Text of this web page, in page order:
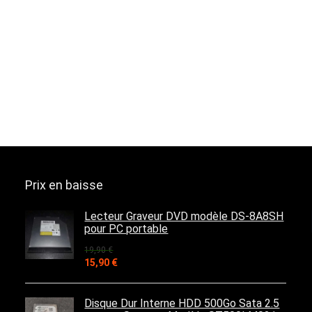
Prix en baisse
Lecteur Graveur DVD modèle DS-8A8SH
pour PC portable
19,90€
Le
initial
était :
15,90 €Le
actuel
est :
Disque Dur Interne HDD 500Go Sata 2.5